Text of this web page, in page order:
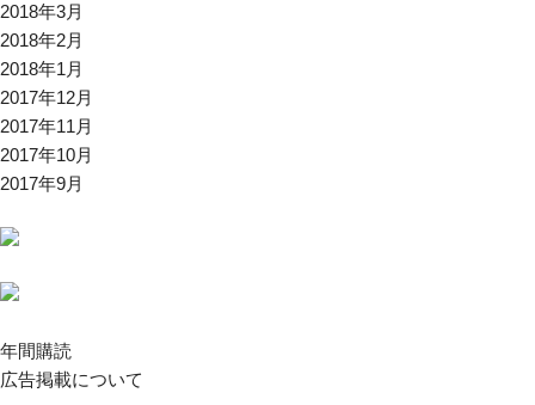
2018年3月
2018年2月
2018年1月
2017年12月
2017年11月
2017年10月
2017年9月
年間購読
広告掲載について